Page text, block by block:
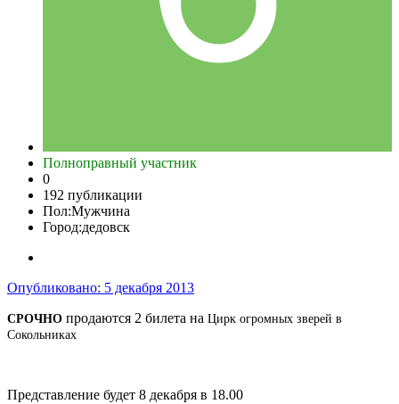
Полноправный участник
0
192 публикации
Пол:Мужчина
Город:дедовск
Опубликовано: 5 декабря 2013
СРОЧНО продаются 2 билета на Цирк огромных зверей в
Сокольниках
Представление будет 8 декабря в 18.00